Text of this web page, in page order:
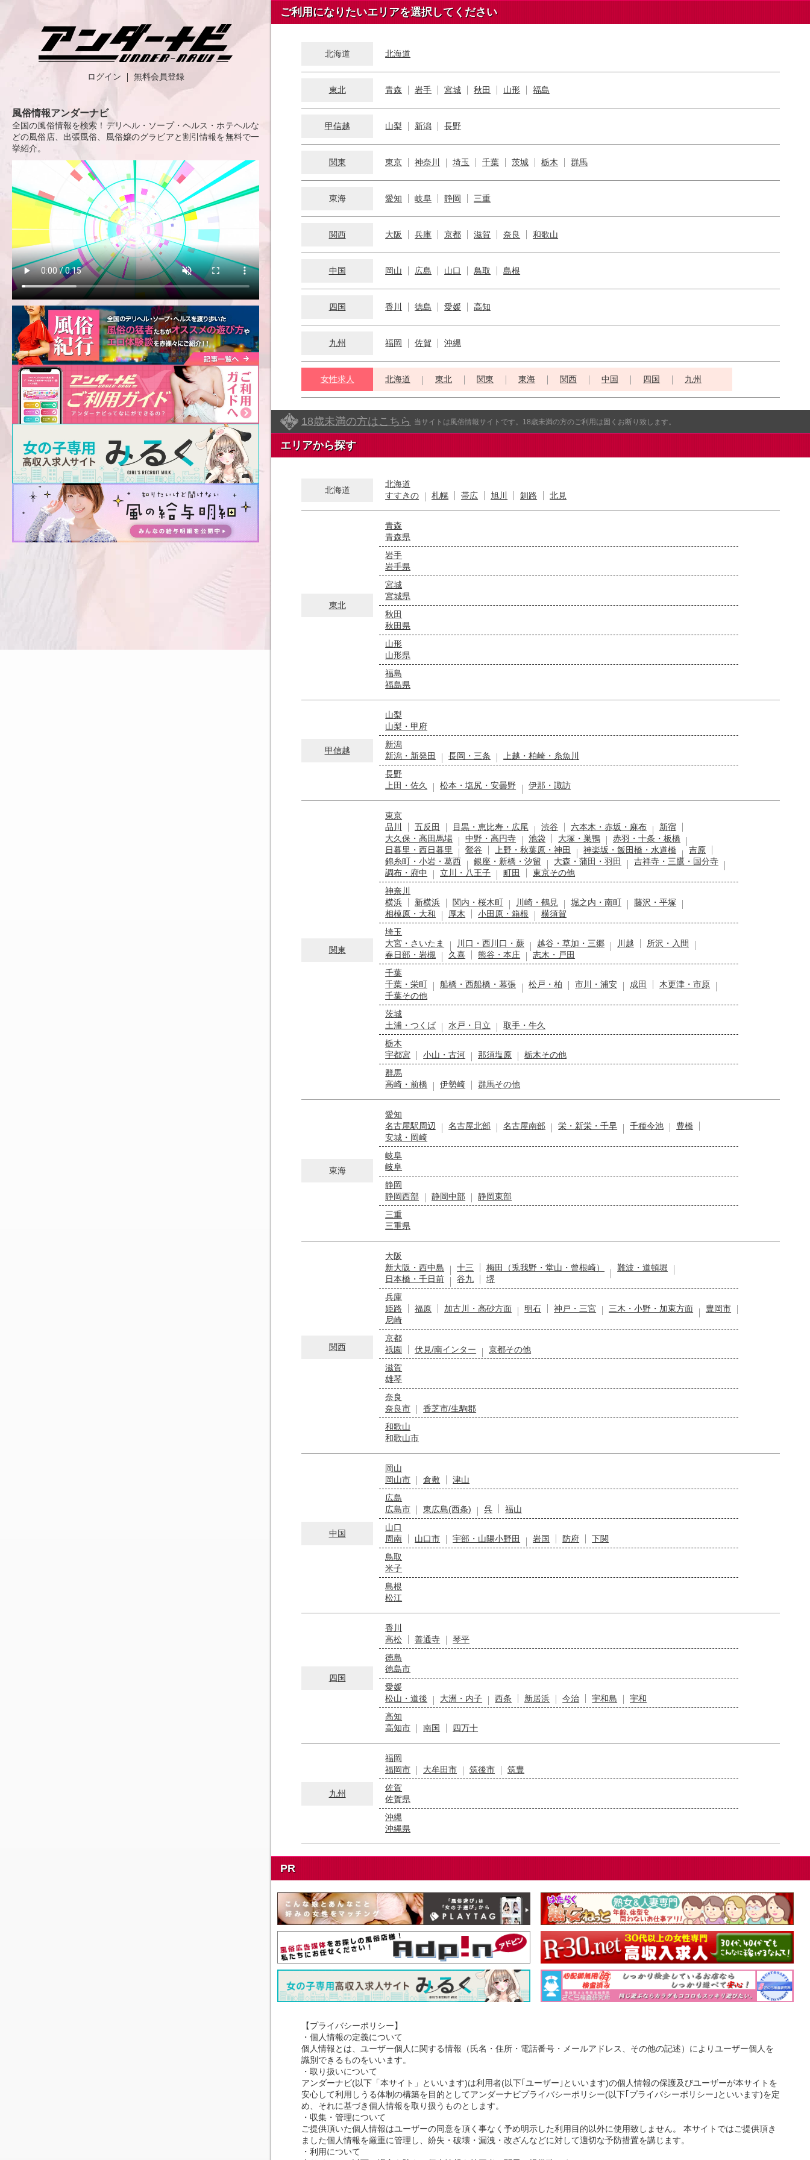
ログイン 無料会員登録
風俗情報アンダーナビ
全国の風俗情報を検索！デリヘル・ソープ・ヘルス・ホテヘルな
どの風俗店、出張風俗、風俗嬢のグラビアと割引情報を無料で一
挙紹介。
ご利用になりたいエリアを選択してください
北海道 北海道
東北 青森 岩手 宮城 秋田 山形 福島
甲信越 山梨 新潟 長野
関東 東京 神奈川 埼玉 千葉 茨城 栃木 群馬
東海 愛知 岐阜 静岡 三重
関西 大阪 兵庫 京都 滋賀 奈良 和歌山
中国 岡山 広島 山口 鳥取 島根
四国 香川 徳島 愛媛 高知
九州 福岡 佐賀 沖縄
女性求人 北海道 東北 関東 東海 関西 中国 四国 九州
18歳未満の方はこちら 当サイトは風俗情報サイトです。18歳未満の方のご利用は固くお断り致します。
エリアから探す
北海道
北海道
すすきの
札幌 帯広 旭川 釧路 北見
東北
青森
青森県
岩手
岩手県
宮城
宮城県
秋田
秋田県
山形
山形県
福島
福島県
甲信越
山梨
山梨・甲府
新潟
新潟・新発田
長岡・三条
上越・柏崎・糸魚川
長野
上田・佐久
松本・塩尻・安曇野 伊那・諏訪
関東
東京
品川
五反田 目黒・恵比寿・広尾 渋谷 六本木・赤坂・麻布
新宿
大久保・高田馬場
中野・高円寺 池袋 大塚・巣鴨
赤羽・十条・板橋
日暮里・西日暮里
鶯谷 上野・秋葉原・神田 神楽坂・飯田橋・水道橋
吉原
錦糸町・小岩・葛西
銀座・新橋・汐留 大森・蒲田・羽田
吉祥寺・三鷹・国分寺
調布・府中
立川・八王子 町田
東京その他
神奈川
横浜
新横浜 関内・桜木町 川崎・鶴見 堀之内・南町
藤沢・平塚
相模原・大和
厚木 小田原・箱根
横須賀
埼玉
大宮・さいたま
川口・西川口・蕨 越谷・草加・三郷 川越
所沢・入間
春日部・岩槻
久喜 熊谷・本庄
志木・戸田
千葉
千葉・栄町
船橋・西船橋・幕張 松戸・柏 市川・浦安 成田
木更津・市原
千葉その他
茨城
土浦・つくば
水戸・日立
取手・牛久
栃木
宇都宮
小山・古河 那須塩原
栃木その他
群馬
高崎・前橋
伊勢崎 群馬その他
東海
愛知
名古屋駅周辺
名古屋北部 名古屋南部 栄・新栄・千早 千種今池
豊橋
安城・岡崎
岐阜
岐阜
静岡
静岡西部
静岡中部
静岡東部
三重
三重県
関西
大阪
新大阪・西中島
十三 梅田（兎我野・堂山・曾根崎）
難波・道頓堀
日本橋・千日前
谷九
堺
兵庫
姫路
福原 加古川・高砂方面 明石 神戸・三宮 三木・小野・加東方面
豊岡市
尼崎
京都
祇園
伏見/南インター
京都その他
滋賀
雄琴
奈良
奈良市
香芝市/生駒郡
和歌山
和歌山市
中国
岡山
岡山市
倉敷
津山
広島
広島市
東広島(西条) 呉
福山
山口
周南
山口市 宇部・山陽小野田 岩国 防府
下関
鳥取
米子
島根
松江
四国
香川
高松
善通寺
琴平
徳島
徳島市
愛媛
松山・道後
大洲・内子 西条 新居浜 今治 宇和島
宇和
高知
高知市
南国 四万十
九州
福岡
福岡市
大牟田市 筑後市
筑豊
佐賀
佐賀県
沖縄
沖縄県
PR
【プライバシーポリシー】
・個人情報の定義について
個人情報とは、ユーザー個人に関する情報（氏名・住所・電話番号・メールアドレス、その他の記述）によりユーザー個人を
識別できるものをいいます。
・取り扱いについて
アンダーナビ(以下「本サイト」といいます)は利用者(以下｢ユーザー｣といいます)の個人情報の保護及びユーザーが本サイトを
安心して利用しうる体制の構築を目的としてアンダーナビプライバシーポリシー(以下｢プライバシーポリシー｣といいます)を定
め、それに基づき個人情報を取り扱うものとします。
・収集・管理について
ご提供頂いた個人情報はユーザーの同意を頂く事なく予め明示した利用目的以外に使用致しません。 本サイトではご提供頂き
ました個人情報を厳重に管理し、紛失・破壊・漏洩・改ざんなどに対して適切な予防措置を講じます。
・利用について